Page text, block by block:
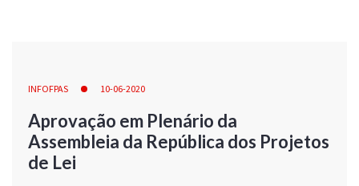
INFOFPAS 10-06-2020
Aprovação em Plenário da
Assembleia da República dos Projetos
de Lei